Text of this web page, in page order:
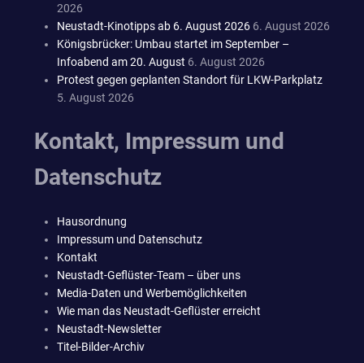
2026
Neustadt-Kinotipps ab 6. August 2026 6. August 2026
Königsbrücker: Umbau startet im September –
Infoabend am 20. August 6. August 2026
Protest gegen geplanten Standort für LKW-Parkplatz
5. August 2026
Kontakt, Impressum und
Datenschutz
Hausordnung
Impressum und Datenschutz
Kontakt
Neustadt-Geflüster-Team – über uns
Media-Daten und Werbemöglichkeiten
Wie man das Neustadt-Geflüster erreicht
Neustadt-Newsletter
Titel-Bilder-Archiv